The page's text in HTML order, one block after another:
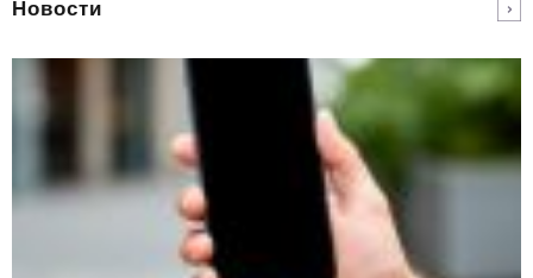
Новости